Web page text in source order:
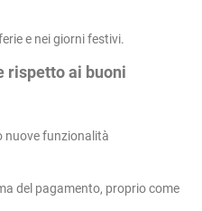
e nei giorni festivi.
rispetto ai buoni
nuove funzionalità
del pagamento, proprio come